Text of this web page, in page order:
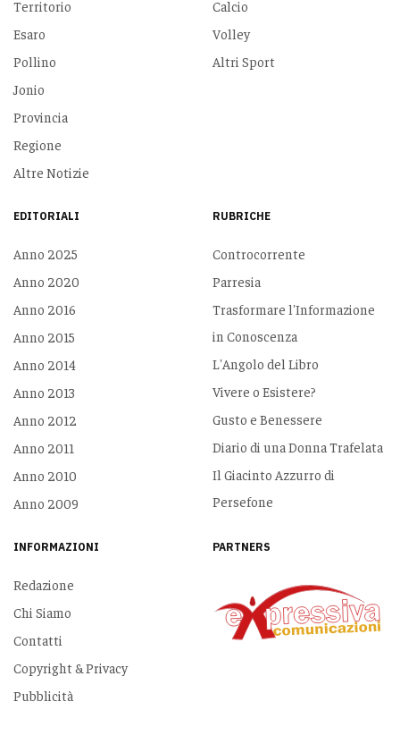
Territorio
Esaro
Pollino
Jonio
Provincia
Regione
Altre Notizie
Calcio
Volley
Altri Sport
EDITORIALI
Anno 2025
Anno 2020
Anno 2016
Anno 2015
Anno 2014
Anno 2013
Anno 2012
Anno 2011
Anno 2010
Anno 2009
RUBRICHE
Controcorrente
Parresia
Trasformare l'Informazione
in Conoscenza
L'Angolo del Libro
Vivere o Esistere?
Gusto e Benessere
Diario di una Donna Trafelata
Il Giacinto Azzurro di
Persefone
INFORMAZIONI
Redazione
Chi Siamo
Contatti
Copyright & Privacy
Pubblicità
PARTNERS